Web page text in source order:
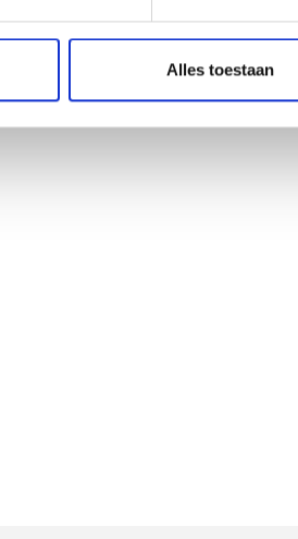
Alles toestaan